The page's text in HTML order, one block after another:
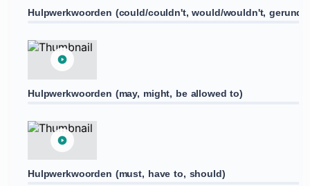
Hulpwerkwoorden (could/couldn't, would/wouldn't, gerund
Hulpwerkwoorden (may, might, be allowed to)
Hulpwerkwoorden (must, have to, should)